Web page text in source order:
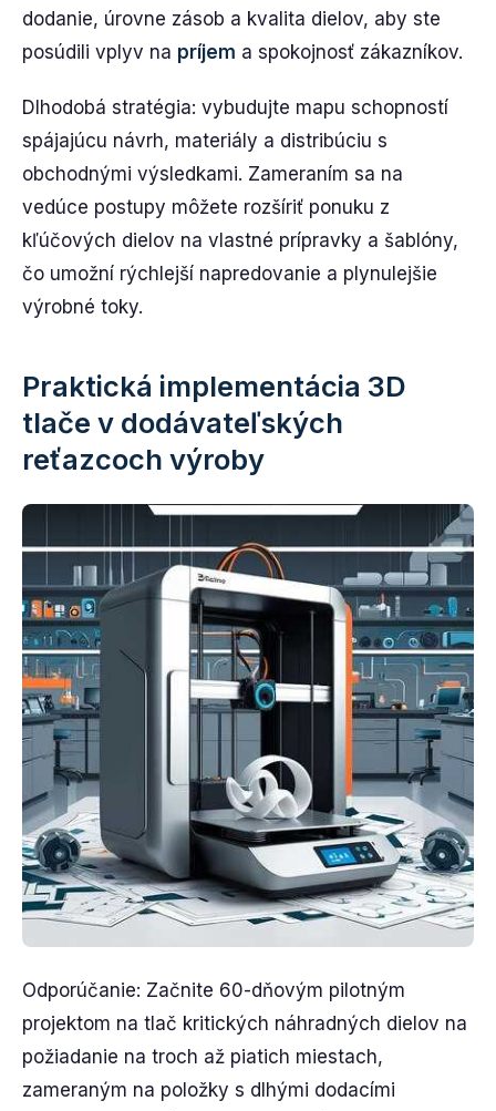
dodanie, úrovne zásob a kvalita dielov, aby ste
posúdili vplyv na príjem a spokojnosť zákazníkov.
Dlhodobá stratégia: vybudujte mapu schopností
spájajúcu návrh, materiály a distribúciu s
obchodnými výsledkami. Zameraním sa na
vedúce postupy môžete rozšíriť ponuku z
kľúčových dielov na vlastné prípravky a šablóny,
čo umožní rýchlejší napredovanie a plynulejšie
výrobné toky.
Praktická implementácia 3D
tlače v dodávateľských
reťazcoch výroby
Odporúčanie: Začnite 60-dňovým pilotným
projektom na tlač kritických náhradných dielov na
požiadanie na troch až piatich miestach,
zameraným na položky s dlhými dodacími